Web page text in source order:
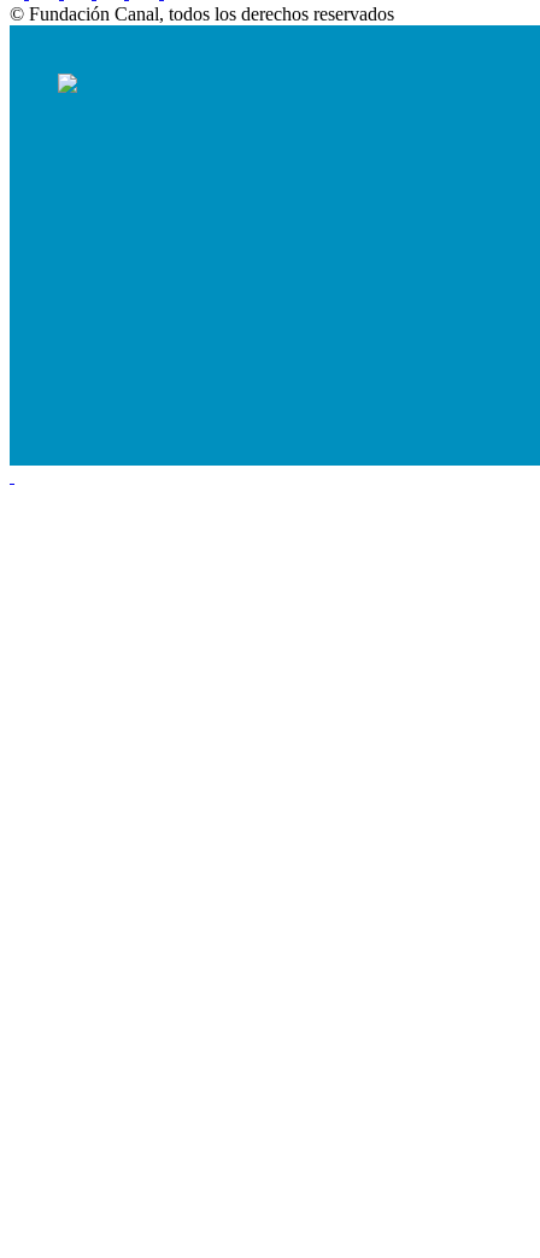
© Fundación Canal, todos los derechos reservados